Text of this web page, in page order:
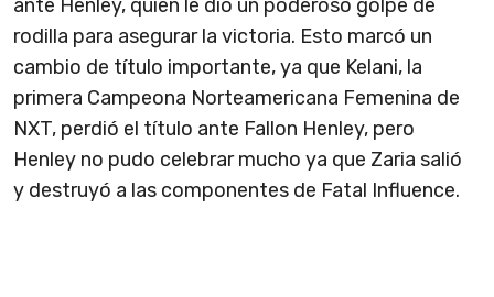
ante Henley, quien le dio un poderoso golpe de
rodilla para asegurar la victoria. Esto marcó un
cambio de título importante, ya que Kelani, la
primera Campeona Norteamericana Femenina de
NXT, perdió el título ante Fallon Henley, pero
Henley no pudo celebrar mucho ya que Zaria salió
y destruyó a las componentes de Fatal Influence.